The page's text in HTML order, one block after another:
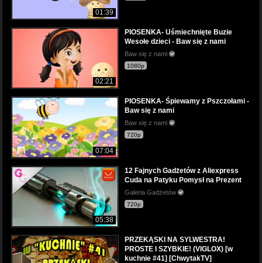
01:39
02:21
PIOSENKA- Uśmiechnięte Buzie
Wesołe dzieci - Baw się z nami
Baw się z nami
1080p
07:04
PIOSENKA- Śpiewamy z Pszczołami -
Baw się z nami
Baw się z nami
720p
05:38
12 Fajnych Gadżetów z Aliexpress
Cuda na Patyku Pomysł na Prezent
Galeria Gadżetów
720p
PRZEKĄSKI NA SYLWESTRA!
PROSTE I SZYBKIE! (VIGLOX) [w
kuchnie #41] [ChwytakTV]